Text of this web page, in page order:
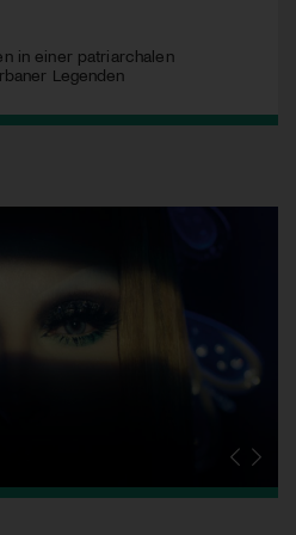
in einer patriarchalen
Legenden
ZurichFilmwelt
Film Festival
Festival